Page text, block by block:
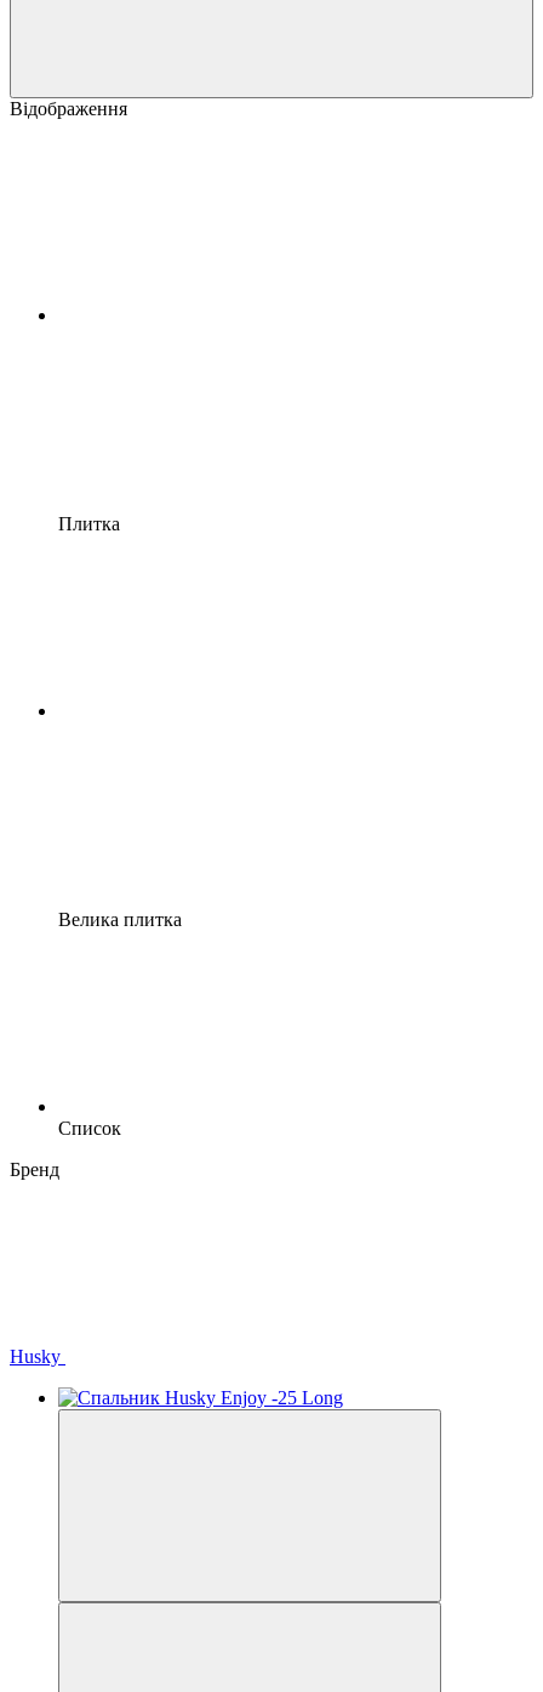
Відображення
Плитка
Велика плитка
Список
Бренд
Husky